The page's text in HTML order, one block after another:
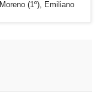
(1º), Emiliano